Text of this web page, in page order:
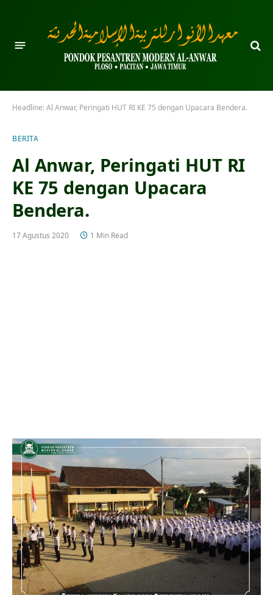
Headline:Al Anwar, Peringati HUT RI KE 75 dengan Upacara Bendera.
BERITA
Al Anwar, Peringati HUT RI
KE 75 dengan Upacara
Bendera.
17 Agustus 2020 1 Min Read